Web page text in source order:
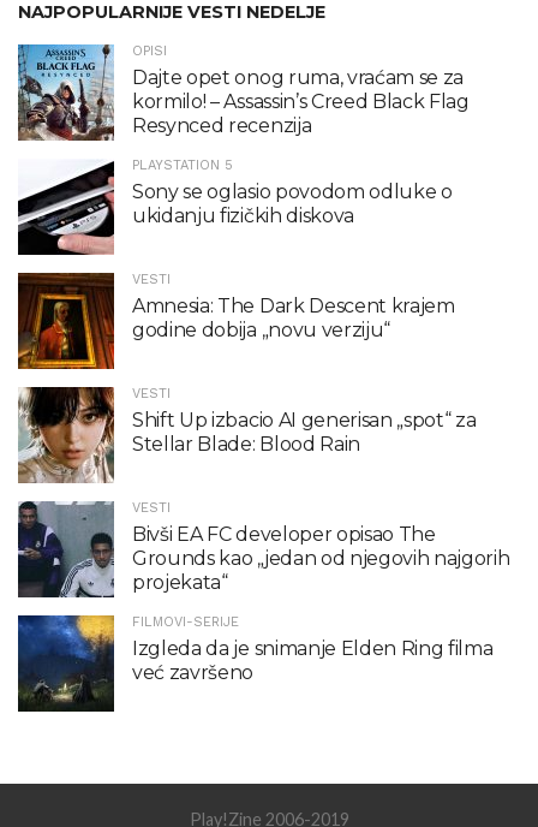
NAJPOPULARNIJE VESTI NEDELJE
OPISI
Dajte opet onog ruma, vraćam se za
kormilo! – Assassin’s Creed Black Flag
Resynced recenzija
PLAYSTATION 5
Sony se oglasio povodom odluke o
ukidanju fizičkih diskova
VESTI
Amnesia: The Dark Descent krajem
godine dobija „novu verziju“
VESTI
Shift Up izbacio AI generisan „spot“ za
Stellar Blade: Blood Rain
VESTI
Bivši EA FC developer opisao The
Grounds kao „jedan od njegovih najgorih
projekata“
FILMOVI-SERIJE
Izgleda da je snimanje Elden Ring filma
već završeno
Play!Zine 2006-2019